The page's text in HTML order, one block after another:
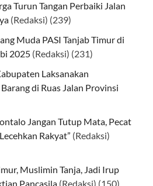
Turun Tangan Perbaiki Jalan
(Redaksi) (239)
Muda PASI Tanjab Timur di
2025 (Redaksi) (231)
Laksanakan
di Ruas Jalan Provinsi
Jangan Tutup Mata, Pecat
Rakyat” (Redaksi)
Muslimin Tanja, Jadi Irup
Pancasila (Redaksi) (150)